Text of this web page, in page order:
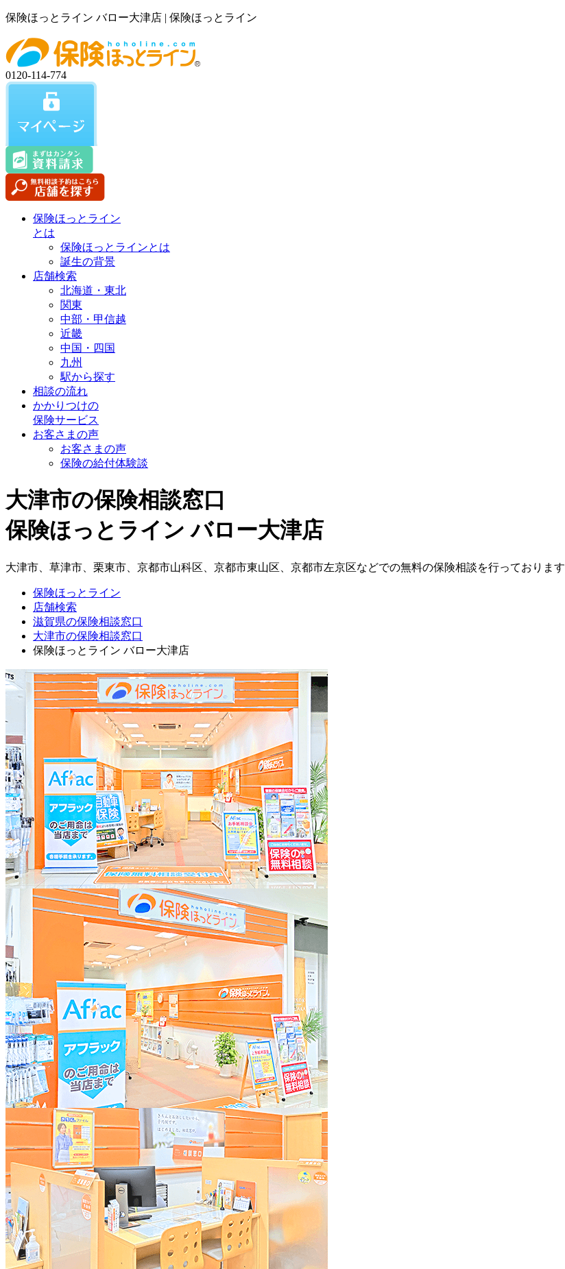
保険ほっとライン バロー大津店 | 保険ほっとライン
0120-114-774
保険ほっとライン
とは
保険ほっとラインとは
誕生の背景
店舗検索
北海道・東北
関東
中部・甲信越
近畿
中国・四国
九州
駅から探す
相談の流れ
かかりつけの
保険サービス
お客さまの声
お客さまの声
保険の給付体験談
大津市の保険相談窓口
保険ほっとライン バロー大津店
大津市、草津市、栗東市、京都市山科区、京都市東山区、京都市左京区などでの無料の保険相談を行っております
保険ほっとライン
店舗検索
滋賀県の保険相談窓口
大津市の保険相談窓口
保険ほっとライン バロー大津店